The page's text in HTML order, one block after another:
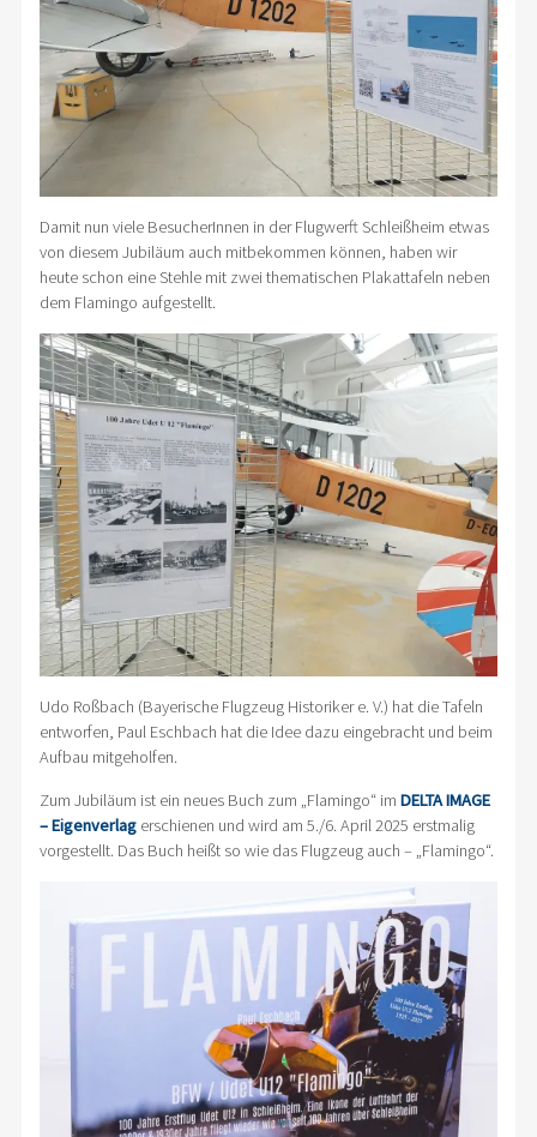
Damit nun viele BesucherInnen in der Flugwerft Schleißheim etwas
von diesem Jubiläum auch mitbekommen können, haben wir
heute schon eine Stehle mit zwei thematischen Plakattafeln neben
dem Flamingo aufgestellt.
Udo Roßbach (Bayerische Flugzeug Historiker e. V.) hat die Tafeln
entworfen, Paul Eschbach hat die Idee dazu eingebracht und beim
Aufbau mitgeholfen.
Zum Jubiläum ist ein neues Buch zum „Flamingo“ im DELTA IMAGE
– Eigenverlagerschienen und wird am 5./6. April 2025 erstmalig
vorgestellt. Das Buch heißt so wie das Flugzeug auch – „Flamingo“.